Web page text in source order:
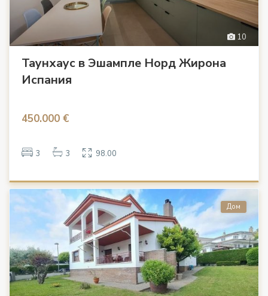
10
Таунхаус в Эшампле Норд Жирона
Испания
450.000 €
3 3 98.00
Дом